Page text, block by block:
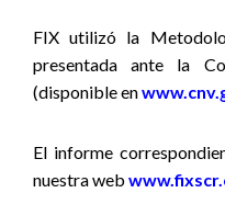
FIX utilizó la
presentada ante la
(disponible en
El informe
nuestra web